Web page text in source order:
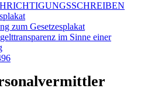
zum Gesetzesplakat
im Sinne einer